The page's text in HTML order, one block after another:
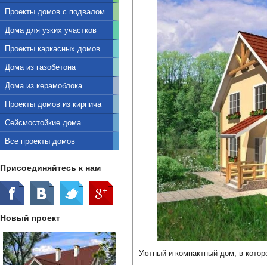
Проекты домов с подвалом
Дома для узких участков
Проекты каркасных домов
Дома из газобетона
Дома из керамоблока
Проекты домов из кирпича
Сейсмостойкие дома
Все проекты домов
Присоединяйтесь к нам
Новый проект
Уютный и компактный дом, в